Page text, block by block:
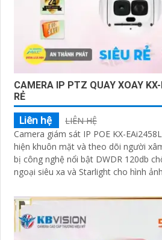
CAMERA IP PTZ QUAY XOAY
RẺ
Liên hệ
LIÊN HỆ
Camera giám sát IP POE KX-
hiện khuôn mặt và theo dõi người xâm
bị công nghệ nổi bật DWDR 120db
ngoại siêu xa và Starlight cho hình